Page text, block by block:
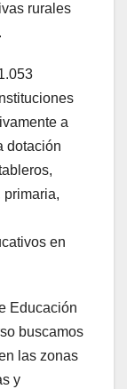
rurales
a
dotación
primaria,
en
Educación
buscamos
las zonas
y